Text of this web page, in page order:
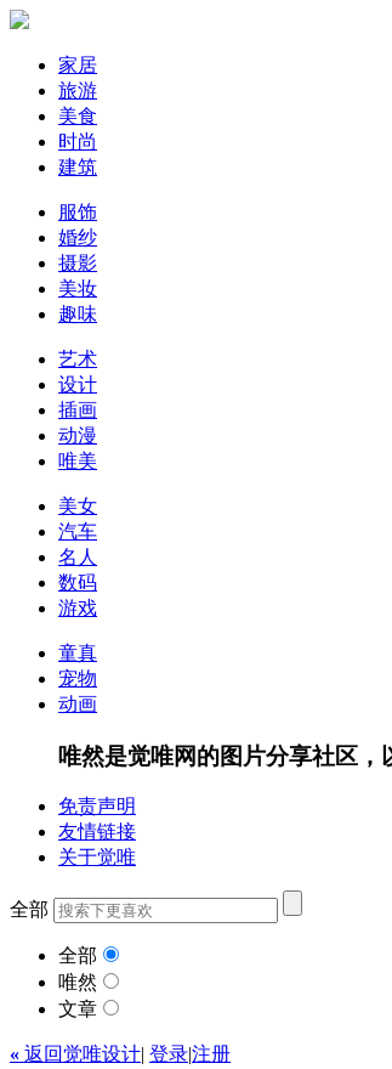
家居
旅游
美食
时尚
建筑
服饰
婚纱
摄影
美妆
趣味
艺术
设计
插画
动漫
唯美
美女
汽车
名人
数码
游戏
童真
宠物
动画
唯然是觉唯网的图片分享社区，
免责声明
友情链接
关于觉唯
全部
全部
唯然
文章
« 返回觉唯设计| 登录|注册